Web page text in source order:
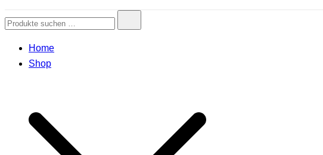
Home
Shop